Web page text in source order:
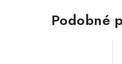
Podobné